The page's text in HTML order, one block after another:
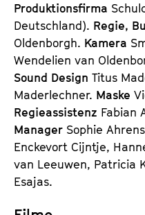
Produktionsfirma
Deutschland). Regie,
Oldenborgh. Kamera
Wendelien van
Sound Design Titus
Maderlechner. Maske
Regieassistenz Fabian
Manager Sophie
Enckevort Cijntje,
van Leeuwen, Patricia
Esajas.